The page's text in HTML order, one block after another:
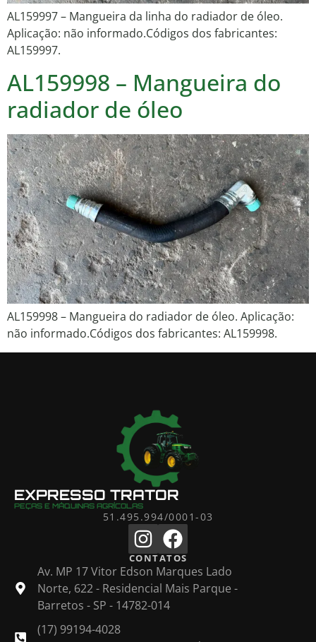
AL159997 – Mangueira da linha do radiador de óleo.
Aplicação: não informado.Códigos dos fabricantes:
AL159997.
AL159998 – Mangueira do
radiador de óleo
AL159998 – Mangueira do radiador de óleo. Aplicação:
não informado.Códigos dos fabricantes: AL159998.
EXPRESSO TRATOR
PEÇAS E MÁQUINAS AGRÍCOLAS
51.495.994/0001-03
CONTATOS
Av. MP 17 Vitor Edson Marques Lado
Norte, 622 - Residencial Mais Parque -
Barretos - SP - 14782-014
(17) 99194-4028